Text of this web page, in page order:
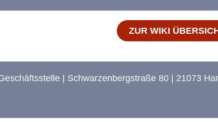
ZUR WIKI
| Schwarzenbergstraße 80 | 21073